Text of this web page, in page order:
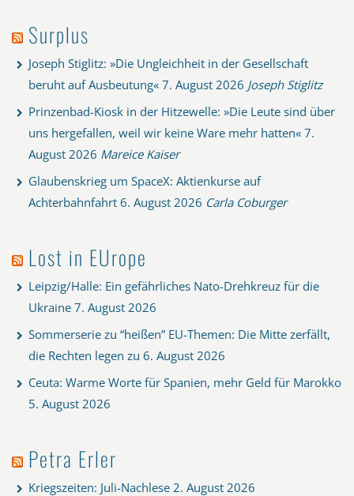
Surplus
Joseph Stiglitz: »Die Ungleichheit in der Gesellschaft
beruht auf Ausbeutung« 7. August 2026 Joseph Stiglitz
Prinzenbad-Kiosk in der Hitzewelle: »Die Leute sind über
uns hergefallen, weil wir keine Ware mehr hatten« 7.
August 2026 Mareice Kaiser
Glaubenskrieg um SpaceX: Aktienkurse auf
Achterbahnfahrt 6. August 2026 Carla Coburger
Lost in EUrope
Leipzig/Halle: Ein gefährliches Nato-Drehkreuz für die
Ukraine 7. August 2026
Sommerserie zu “heißen” EU-Themen: Die Mitte zerfällt,
die Rechten legen zu 6. August 2026
Ceuta: Warme Worte für Spanien, mehr Geld für Marokko
5. August 2026
Petra Erler
Kriegszeiten: Juli-Nachlese 2. August 2026